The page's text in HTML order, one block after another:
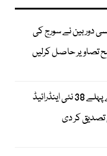
دوربین نے سورج کی
تصاویر حاصل کرلیں
سام سنگ نے گوگل سے پہلے 38 نئی اینڈرائیڈ
کر دی